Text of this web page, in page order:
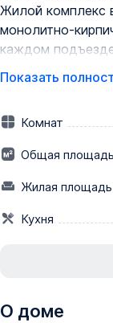
Жилой комплекс
монолитно-
каждом
грузовые лифты.
сдаваться в
проведен
Инфраструктура
строительство
аптеки, салоны
Недалеко
площадки,
Показать
Комнат
Общая площадь
Жилая площадь
Кухня
О доме